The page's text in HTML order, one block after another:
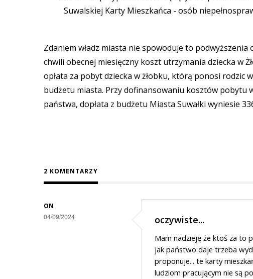
Suwalskiej Karty Mieszkańca - osób
Zdaniem władz miasta nie spowoduje to
chwili obecnej miesięczny koszt utrzymania dziecka w
opłata za pobyt dziecka w żłobku, którą ponosi rodzic
budżetu miasta. Przy dofinansowaniu kosztów pobytu
państwa, dopłata z budżetu Miasta Suwałki wyniesie
2 KOMENTARZY
ON
04/09/2024 oczywiste...
Mam nadzieję że ktoś za to
jak państwo daje trzeba
proponuje... te karty
ludziom pracującym nie są